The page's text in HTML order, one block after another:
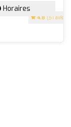
4.8 (51 avis)
Horaires